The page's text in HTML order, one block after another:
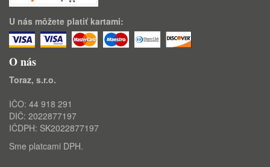
U nás môžete platiť kartami:
O nás
Toraz, s.r.o.
IČO: 44 918 291
DIČ: 2022877197
IČDPH: SK2022877197
Sme platcami DPH.